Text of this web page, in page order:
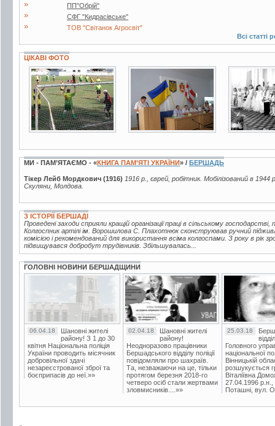
» ПП"Обрій"
» СФГ "Кидрасівське"
»
ТОВ "Світанок Агросвіт"
Всі статті
ЦІКАВІ ФОТО
64 фото 3 фото 2 фото
МИ - ПАМ’ЯТАЄМО - «КНИГА ПАМ’ЯТІ УКРАЇНИ» / БЕРШАДЬ
Тікер Лейб Мордкович (1916) 1916 р., єврей, робітник. Мобілізований в
Скуляни, Молдова.
З ІСТОРІЇ БЕРШАДІ
Проведені заходи сприяли кращій організації праці в сільському господарстві,
Колгоспник артілі ім. Ворошилова С. Плахотнюк сконструював ручний
комісією і рекомендований для використання всіма колгоспами. З року в рік
підвищувався добробут трудівників. Збільшувалась...
ГОЛОВНІ НОВИНИ БЕРШАДЩИНИ
06.04.18
Шановні жителі
району! З 1 до 30
квітня Національна поліція
України проводить місячник
добровільної здачі
незареєстрованої зброї та
боєприпасів до неї.»»
02.04.18
Шановні жителі
району!
Неодноразово працівники
Бершадського відділу поліції
повідомляли про шахраїв.
Та, незважаючи на це, тільки
протягом березня 2018-го
четверо осіб стали жертвами
зловмисників....»»
25.03.18
Головного
національної
Вінницькій
розшукується
Віталіївна
27.04.1996 р.н.,
Поташні, вул.